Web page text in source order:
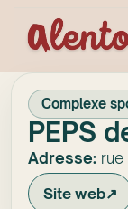
Complexe
PEPS
Adresse: rue
Site web↗